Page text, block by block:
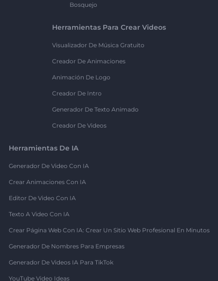
Bosquejo
Herramientas Para Crear Videos
Visualizador De Música Gratuito
Creador De Animaciones
Animación De Logo
Creador De Intro
Generador De Texto Animado
Creador De Videos
Herramientas De IA
Generador De Video Con IA
Crear Animaciones Con IA
Editor De Video Con IA
Texto A Video Con IA
Crear Página Web Con IA: Crear Un Sitio Web Profesional En Minutos
Generador De Nombres Para Empresas
Generador De Videos IA Para TikTok
YouTube Video Ideas